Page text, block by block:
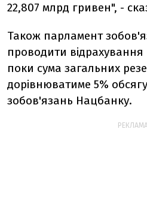
22,807 млрд гривен", -
Також парламент
проводити відрахування
поки сума загальних
дорівнюватиме 5%
зобов'язань Нацбанку.